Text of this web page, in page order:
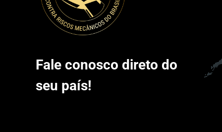
Fale conosco direto do
seu país!